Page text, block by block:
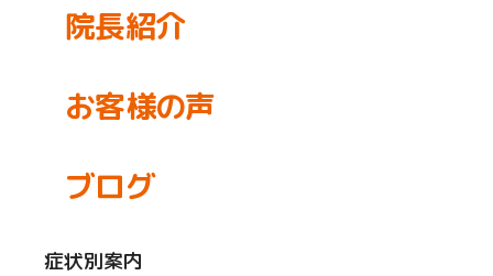
院長紹介
お客様の声
ブログ
症状別案内